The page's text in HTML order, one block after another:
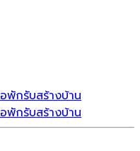
พักรับสร้างบ้าน
พักรับสร้างบ้าน